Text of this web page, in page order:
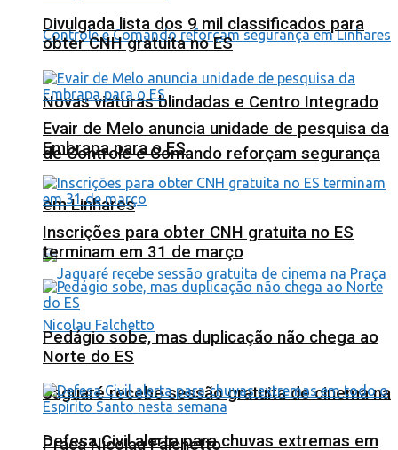
Novas viaturas blindadas e Centro Integrado
de Controle e Comando reforçam segurança
em Linhares
Jaguaré recebe sessão gratuita de cinema na
Praça Nicolau Falchetto
Divulgada lista dos 9 mil classificados para
obter CNH gratuita no ES
Evair de Melo anuncia unidade de pesquisa da
Embrapa para o ES
Inscrições para obter CNH gratuita no ES
terminam em 31 de março
Pedágio sobe, mas duplicação não chega ao
Norte do ES
Defesa Civil alerta para chuvas extremas em